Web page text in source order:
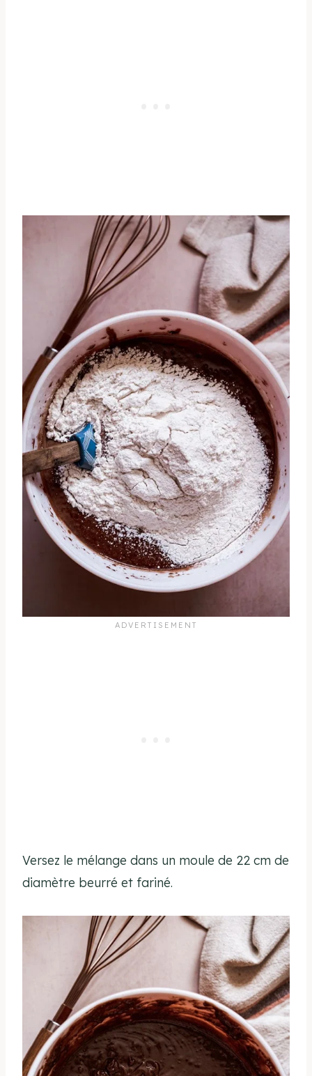
Versez le mélange dans un moule de 22 cm de
diamètre beurré et fariné.